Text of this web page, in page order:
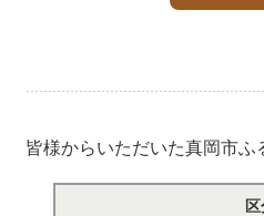
皆様からいただいた真岡市